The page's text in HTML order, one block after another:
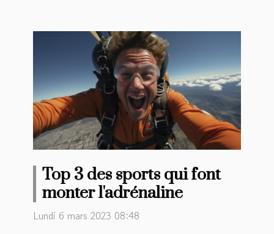
Top 3 des sports qui font
monter l'adrénaline
Lundi 6 mars 2023 08:48